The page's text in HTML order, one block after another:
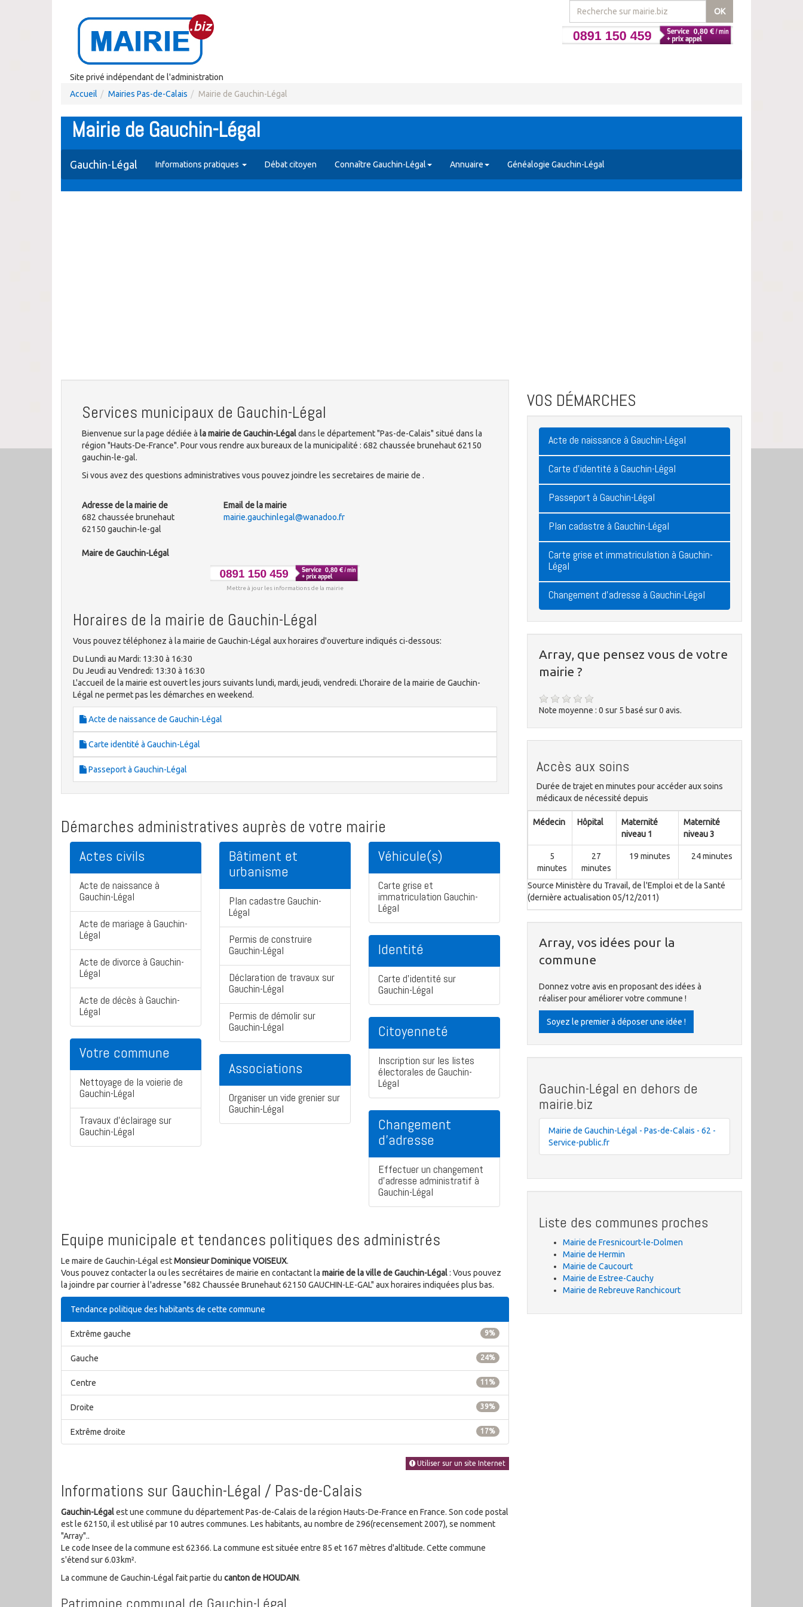
OK
Site privé indépendant de l'administration
Accueil
Mairies Pas-de-Calais Mairie de Gauchin-Légal
Mairie de Gauchin-Légal
Gauchin-Légal Informations pratiques Débat citoyen Connaître Gauchin-Légal Annuaire Généalogie Gauchin-Légal
Services municipaux de Gauchin-Légal
Bienvenue sur la page dédiée à la mairie de Gauchin-Légaldans le département "Pas-de-Calais" situé dans la
région "Hauts-De-France". Pour vous rendre aux bureaux de la municipalité : 682 chaussée brunehaut 62150
gauchin-le-gal.
Si vous avez des questions administratives vous pouvez joindre les secretaires de mairie de .
Adresse de la mairie de
682 chaussée brunehaut
62150 gauchin-le-gal
Maire de Gauchin-Légal
Email de la mairie
mairie.gauchinlegal@wanadoo.fr
Mettre à jour les informations de la mairie
Horaires de la mairie de Gauchin-Légal
Vous pouvez téléphonez à la mairie de Gauchin-Légal aux horaires d'ouverture indiqués ci-dessous:
Du Lundi au Mardi: 13:30 à 16:30
Du Jeudi au Vendredi: 13:30 à 16:30
L'accueil de la mairie est ouvert les jours suivants lundi, mardi, jeudi, vendredi. L'horaire de la mairie de Gauchin-
Légal ne permet pas les démarches en weekend.
Acte de naissance de Gauchin-Légal
Carte identité à Gauchin-Légal
Passeport à Gauchin-Légal
Démarches administratives auprès de votre mairie
Actes civils
Acte de naissance à
Gauchin-Légal
Acte de mariage à Gauchin-
Légal
Acte de divorce à Gauchin-
Légal
Acte de décès à Gauchin-
Légal
Votre commune
Nettoyage de la voierie de
Gauchin-Légal
Travaux d'éclairage sur
Gauchin-Légal
Bâtiment et
urbanisme
Plan cadastre Gauchin-
Légal
Permis de construire
Gauchin-Légal
Déclaration de travaux sur
Gauchin-Légal
Permis de démolir sur
Gauchin-Légal
Associations
Organiser un vide grenier sur
Gauchin-Légal
Véhicule(s)
Carte grise et
immatriculation Gauchin-
Légal
Identité
Carte d'identité sur
Gauchin-Légal
Citoyenneté
Inscription sur les listes
électorales de Gauchin-
Légal
Changement
d'adresse
Effectuer un changement
d'adresse administratif à
Gauchin-Légal
Equipe municipale et tendances politiques des administrés
Le maire de Gauchin-Légal estMonsieur Dominique VOISEUX.
Vous pouvez contacter la ou les secrétaires de mairie en contactant la mairie de la ville de Gauchin-Légal: Vous pouvez
la joindre par courrier à l'adresse "682 Chaussée Brunehaut 62150 GAUCHIN-LE-GAL" aux horaires indiquées plus bas.
Tendance politique des habitants de cette commune
9%
Extrême gauche
24%
Gauche
11%
Centre
39%
Droite
17%
Extrême droite
Utiliser sur un site Internet
Informations sur Gauchin-Légal / Pas-de-Calais
Gauchin-Légalest une commune du département Pas-de-Calais de la région Hauts-De-France en France. Son code postal
est le 62150, il est utilisé par 10 autres communes. Les habitants, au nombre de 296(recensement 2007), se nomment
"Array"..
Le code Insee de la commune est 62366. La commune est située entre 85 et 167 mètres d'altitude. Cette commune
s'étend sur 6.03km².
La commune de Gauchin-Légal fait partie du canton de HOUDAIN.
Patrimoine communal de Gauchin-Légal
VOS DÉMARCHES
Acte de naissance à Gauchin-Légal
Carte d'identité à Gauchin-Légal
Passeport à Gauchin-Légal
Plan cadastre à Gauchin-Légal
Carte grise et immatriculation à Gauchin-
Légal
Changement d'adresse à Gauchin-Légal
Array, que pensez vous de votre
mairie ?
Note moyenne : 0 sur 5 basé sur0 avis.
Accès aux soins
Durée de trajet en minutes pour accéder aux soins
médicaux de nécessité depuis
Médecin Hôpital
Maternité
niveau 1
Maternité
niveau 3
5
minutes
27
minutes
19 minutes 24 minutes
Source Ministère du Travail, de l'Emploi et de la Santé
(dernière actualisation 05/12/2011)
Array, vos idées pour la
commune
Donnez votre avis en proposant des idées à
réaliser pour améliorer votre commune !
Soyez le premier à déposer une idée !
Gauchin-Légal en dehors de
mairie.biz
Mairie de Gauchin-Légal - Pas-de-Calais - 62 -
Service-public.fr
Liste des communes proches
Mairie de Fresnicourt-le-Dolmen
Mairie de Hermin
Mairie de Caucourt
Mairie de Estree-Cauchy
Mairie de Rebreuve Ranchicourt